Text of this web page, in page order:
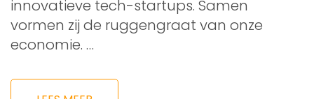
innovatieve tech-startups. Samen
vormen zij de ruggengraat van onze
economie. …